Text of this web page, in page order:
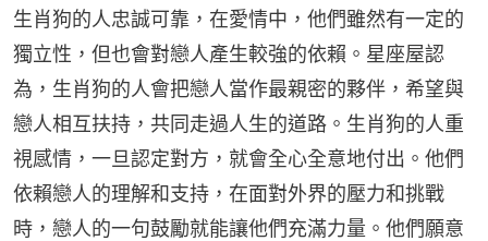
生肖狗的人忠誠可靠，在愛情中，他們雖然有一定的
獨立性，但也會對戀人產生較強的依賴。星座屋認
為，生肖狗的人會把戀人當作最親密的夥伴，希望與
戀人相互扶持，共同走過人生的道路。生肖狗的人重
視感情，一旦認定對方，就會全心全意地付出。他們
依賴戀人的理解和支持，在面對外界的壓力和挑戰
時，戀人的一句鼓勵就能讓他們充滿力量。他們願意